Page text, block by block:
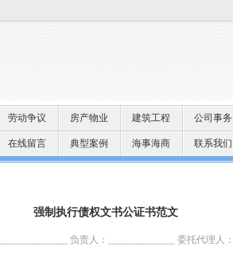
劳动争议 房产物业 建筑工程 公司事务
在线留言 典型案例 海事海商 联系我们
强制执行债权文书公证书范文
负责人：______________ 委托代理